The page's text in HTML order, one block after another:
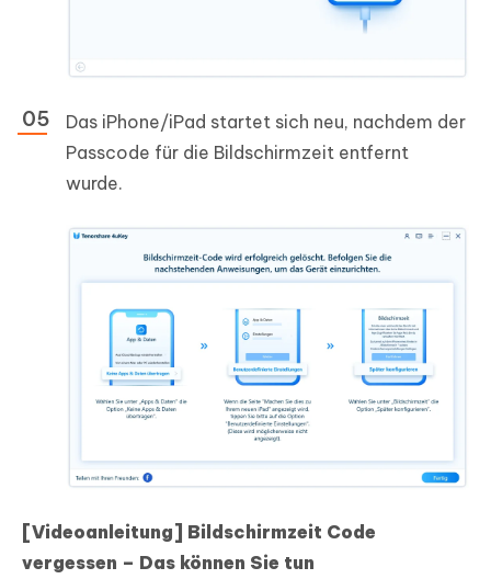
Das iPhone/iPad startet sich neu, nachdem der
Passcode für die Bildschirmzeit entfernt
wurde.
[Videoanleitung] Bildschirmzeit Code
vergessen – Das können Sie tun